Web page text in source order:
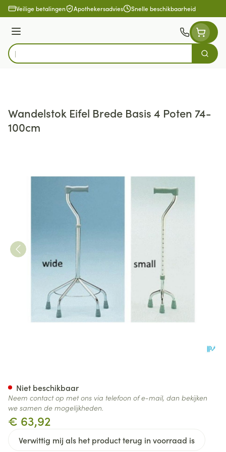
Ga naar de inhoud
Veilige betalingen Apothekersadvies Snelle beschikbaarheid
Menu
Product, merk, categorie...
Zoek
Wandelstok Eifel Brede Basis 4 Poten 74-
100cm
€ 63,92
Verwittig mij als het product terug in voorraad is
Niet beschikbaar
Neem contact op met ons via telefoon of e-mail, dan bekijken
we samen de mogelijkheden.